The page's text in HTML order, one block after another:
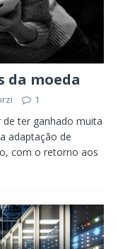
da moeda
1
ter ganhado muita
adaptação de
com o retorno aos